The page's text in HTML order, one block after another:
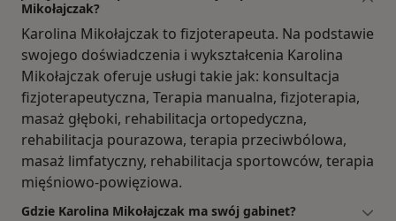
Mikołajczak?
Karolina Mikołajczak to fizjoterapeuta. Na podstawie
swojego doświadczenia i wykształcenia Karolina
Mikołajczak oferuje usługi takie jak: konsultacja
fizjoterapeutyczna, Terapia manualna, fizjoterapia,
masaż głęboki, rehabilitacja ortopedyczna,
rehabilitacja pourazowa, terapia przeciwbólowa,
masaż limfatyczny, rehabilitacja sportowców, terapia
mięśniowo-powięziowa.
Gdzie Karolina Mikołajczak ma swój gabinet?